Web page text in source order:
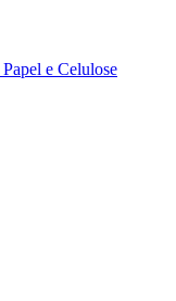
Papel e Celulose